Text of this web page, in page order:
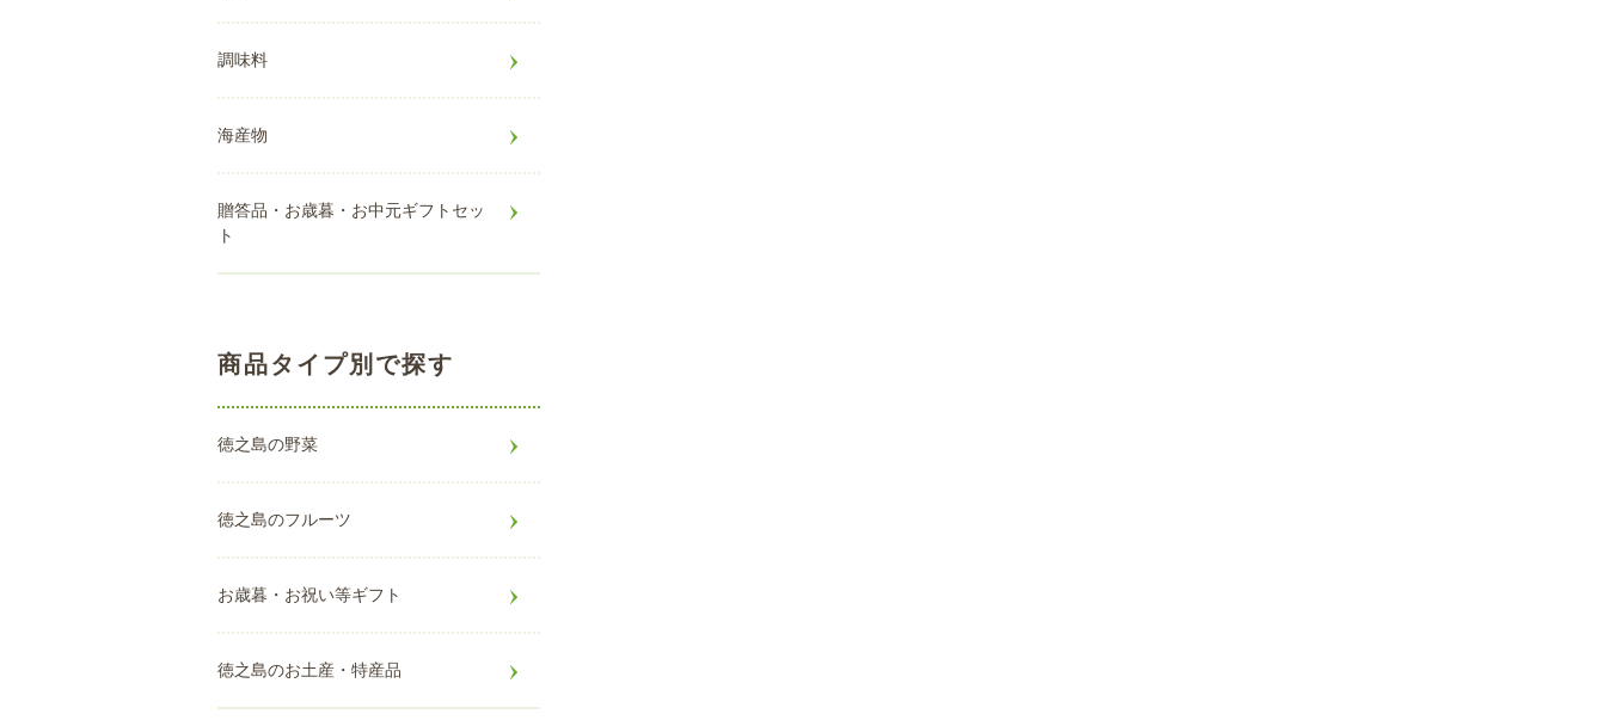
調味料
海産物
贈答品・お歳暮・お中元ギフトセッ
ト
商品タイプ別で探す
徳之島の野菜
徳之島のフルーツ
お歳暮・お祝い等ギフト
徳之島のお土産・特産品